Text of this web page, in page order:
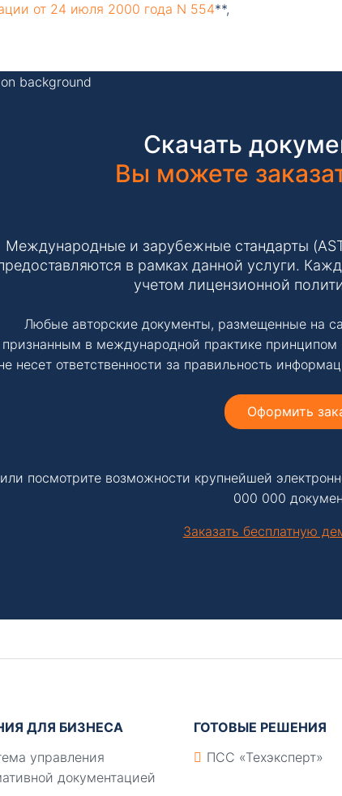
от 24 июля 2000 года N 554**,
Скачать
Вы можете
Международные и зарубежные стандарты
в рамках данной услуги.
учетом лицензионной
Любые авторские документы, размещенные на
признанным в международной практике
несет ответственности за правильность
Оформить
или посмотрите возможности крупнейшей
000 000
Заказать бесплатную
ДЛЯ БИЗНЕСА
управления
документацией
ГОТОВЫЕ РЕШЕНИЯ
ПСС «Техэксперт»